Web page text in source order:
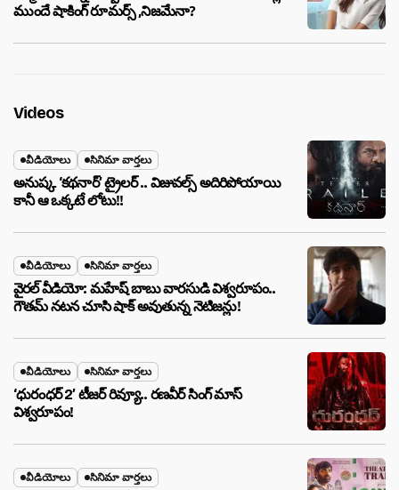
ముందే షాకింగ్ రూమర్స్ ,నిజమేనా?
Videos
వీడియోలు సినిమా వార్తలు
అనుష్క ‘కథనార్’ ట్రైలర్ .. విజువల్స్ అదిరిపోయాయి
కానీ ఆ ఒక్కటే లోటు!!
వీడియోలు సినిమా వార్తలు
వైరల్ వీడియో: మహేష్ బాబు వారసుడి విశ్వరూపం..
గౌతమ్ నటన చూసి షాక్ అవుతున్న నెటిజన్లు!
వీడియోలు సినిమా వార్తలు
‘ధురంధర్ 2’ టీజర్ రివ్యూ.. రణవీర్ సింగ్ మాస్
విశ్వరూపం!
వీడియోలు సినిమా వార్తలు